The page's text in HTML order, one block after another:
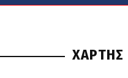
ΧΑΡΤΗΣ